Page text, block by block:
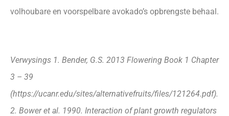
volhoubare en voorspelbare avokado’s opbrengste behaal.
Verwysings 1. Bender, G.S. 2013 Flowering Book 1 Chapter
3 – 39
(https://ucanr.edu/sites/alternativefruits/files/121264.pdf).
2. Bower et al. 1990. Interaction of plant growth regulators